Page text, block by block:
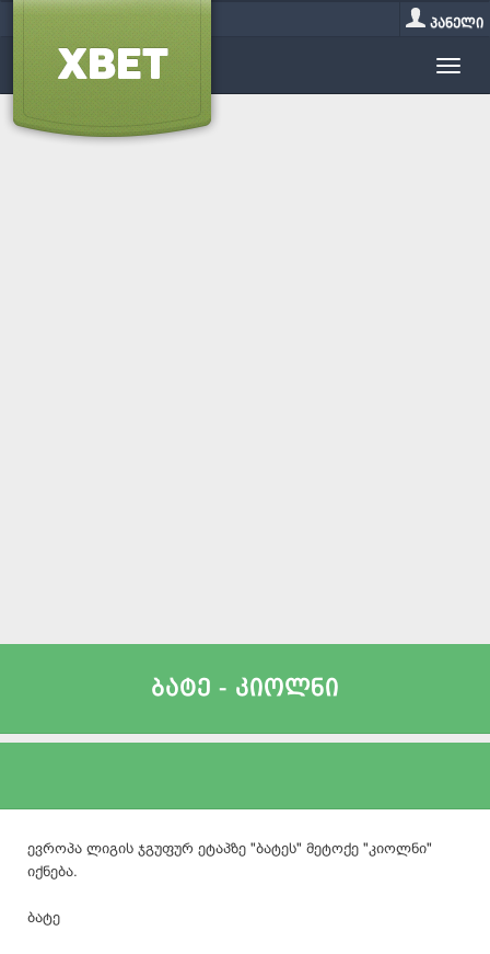
პანელი
ბატე - კიოლნი
ევროპა ლიგის ჯგუფურ ეტაპზე "ბატეს" მეტოქე "კიოლნი"
იქნება.
ბატე